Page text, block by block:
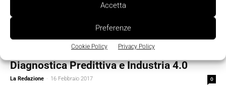
Accetta
Preferenze
Cookie Policy Privacy Policy
A Pisa, il 24 febbraio, un incontro su
Diagnostica Predittiva e Industria 4.0
La Redazione - 16 Febbraio 2017 0